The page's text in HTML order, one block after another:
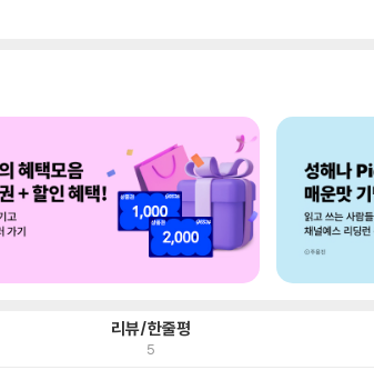
리뷰/한줄평
5